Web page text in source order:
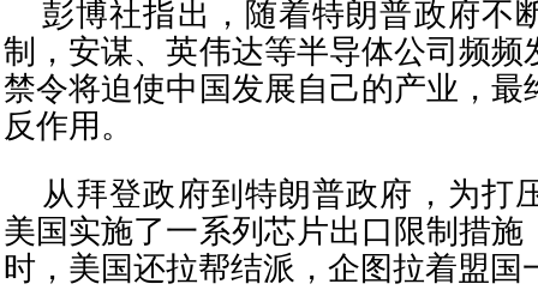
彭博社指出，随着特朗普政府不
制，安谋、英伟达等半导体公司频频
禁令将迫使中国发展自己的产业，最
反作用。
从拜登政府到特朗普政府，为打
美国实施了一系列芯片出口限制措施
时，美国还拉帮结派，企图拉着盟国